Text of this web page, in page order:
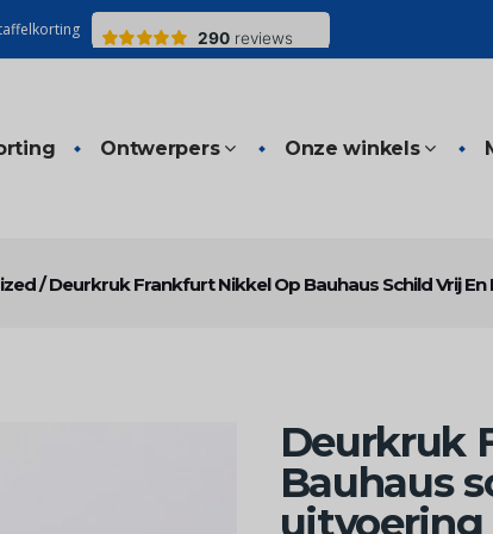
Ontwerpers Onze winkels
/Deurkruk Frankfurt Nikkel Op Bauhaus Schild Vrij
Deurkruk
Bauhaus
uitvoering